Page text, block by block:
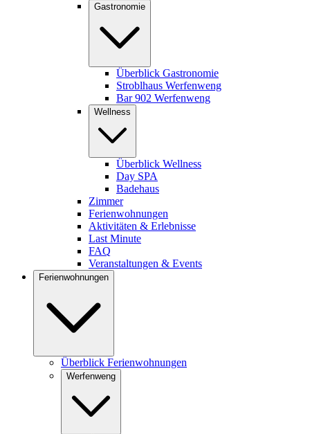
Gastronomie
Überblick Gastronomie
Stroblhaus Werfenweng
Bar 902 Werfenweng
Wellness
Überblick Wellness
Day SPA
Badehaus
Zimmer
Ferienwohnungen
Aktivitäten & Erlebnisse
Last Minute
FAQ
Veranstaltungen & Events
Ferienwohnungen
Überblick Ferienwohnungen
Werfenweng